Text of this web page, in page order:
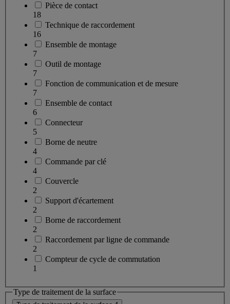
Pièce de contact
18
Technique de raccordement
16
Ensemble de montage
7
Outil de montage
7
Fonction de communication et de mesure
7
Ensemble de contact
6
Connecteur
5
Borne de neutre
4
Commande par clé
4
Couvercle
2
Support d'écartement
2
Borne de raccordement
2
Raccordement par ligne de commande
2
Compteur de cycle de commutation
1
Type de traitement de la surface